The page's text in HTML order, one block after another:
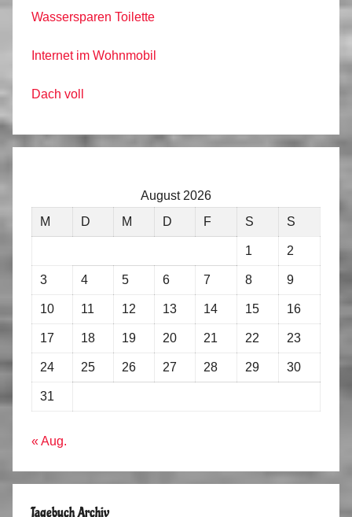
Wassersparen Toilette
Internet im Wohnmobil
Dach voll
August 2026
M
D M D F S S
1 2
3 4 5 6 7 8 9
10 11 12 13 14 15 16
17 18 19 20 21 22 23
24 25 26 27 28 29 30
31
« Aug.
Tagebuch Archiv